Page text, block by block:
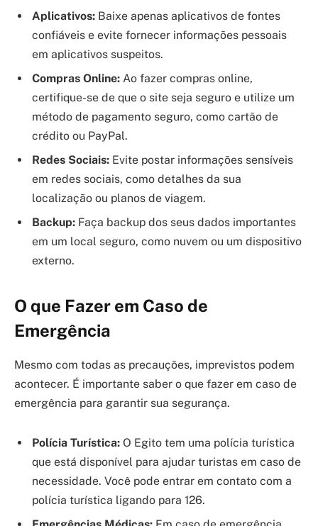
Aplicativos: Baixe apenas aplicativos de fontes
confiáveis e evite fornecer informações pessoais
em aplicativos suspeitos.
Compras Online: Ao fazer compras online,
certifique-se de que o site seja seguro e utilize um
método de pagamento seguro, como cartão de
crédito ou PayPal.
Redes Sociais: Evite postar informações sensíveis
em redes sociais, como detalhes da sua
localização ou planos de viagem.
Backup: Faça backup dos seus dados importantes
em um local seguro, como nuvem ou um dispositivo
externo.
O que Fazer em Caso de
Emergência
Mesmo com todas as precauções, imprevistos podem
acontecer. É importante saber o que fazer em caso de
emergência para garantir sua segurança.
Polícia Turística: O Egito tem uma polícia turística
que está disponível para ajudar turistas em caso de
necessidade. Você pode entrar em contato com a
polícia turística ligando para 126.